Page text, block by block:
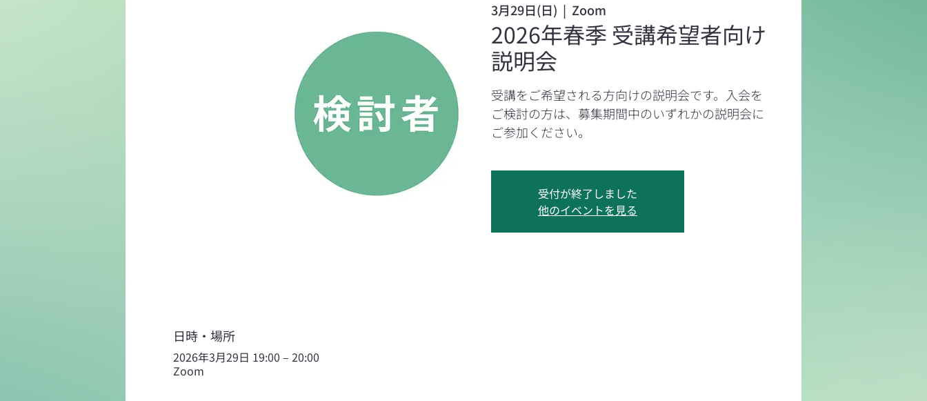
3月29日(日)
  |
Zoom
2026年春季 受講希望者向け
説明会
受講をご希望される方向けの説明会です。入会を
ご検討の方は、募集期間中のいずれかの説明会に
ご参加ください。
受付が終了しました
他のイベントを見る
日時・場所
2026年3月29日 19:00 – 20:00
Zoom